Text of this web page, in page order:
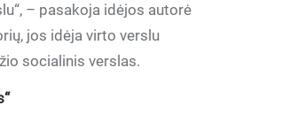
– pasakoja idėjos autorė
jos idėja virto verslu
socialinis verslas.